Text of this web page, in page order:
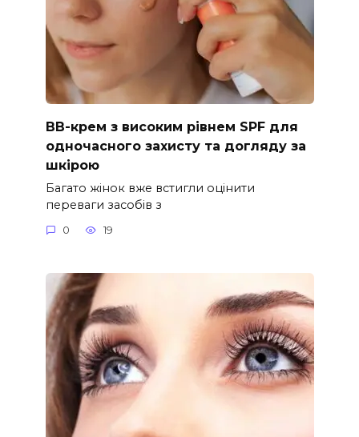
ВВ-крем з високим рівнем SPF для
одночасного захисту та догляду за
шкірою
Багато жінок вже встигли оцінити
переваги засобів з
0 19